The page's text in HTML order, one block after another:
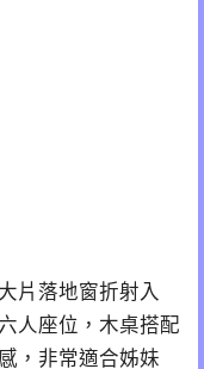
片落地窗折射入
人座位，木桌搭配
，非常適合姊妹